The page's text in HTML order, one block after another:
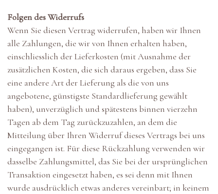
Folgen des Widerrufs
Wenn Sie diesen Vertrag widerrufen, haben wir Ihnen
alle Zahlungen, die wir von Ihnen erhalten haben,
einschliesslich der Lieferkosten (mit Ausnahme der
zusätzlichen Kosten, die sich daraus ergeben, dass Sie
eine andere Art der Lieferung als die von uns
angebotene, günstigste Standardlieferung gewählt
haben), unverzüglich und spätestens binnen vierzehn
Tagen ab dem Tag zurückzuzahlen, an dem die
Mitteilung über Ihren Widerruf dieses Vertrags bei uns
eingegangen ist. Für diese Rückzahlung verwenden wir
dasselbe Zahlungsmittel, das Sie bei der ursprünglichen
Transaktion eingesetzt haben, es sei denn mit Ihnen
wurde ausdrücklich etwas anderes vereinbart; in keinem